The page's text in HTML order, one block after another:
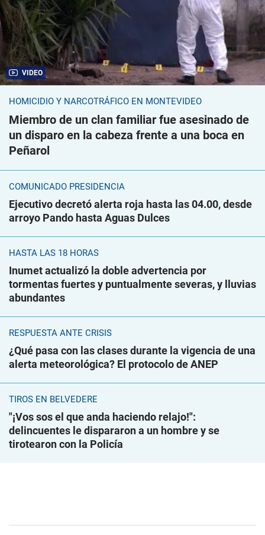
VIDEO
HOMICIDIO Y NARCOTRÁFICO EN MONTEVIDEO
Miembro de un clan familiar fue asesinado de
un disparo en la cabeza frente a una boca en
Peñarol
COMUNICADO PRESIDENCIA
Ejecutivo decretó alerta roja hasta las 04.00, desde
arroyo Pando hasta Aguas Dulces
HASTA LAS 18 HORAS
Inumet actualizó la doble advertencia por
tormentas fuertes y puntualmente severas, y lluvias
abundantes
RESPUESTA ANTE CRISIS
¿Qué pasa con las clases durante la vigencia de una
alerta meteorológica? El protocolo de ANEP
TIROS EN BELVEDERE
"¡Vos sos el que anda haciendo relajo!":
delincuentes le dispararon a un hombre y se
tirotearon con la Policía